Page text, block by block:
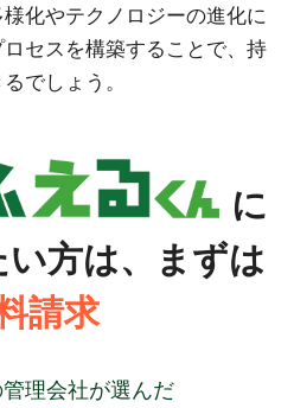
化やテクノロジーの進化に
セスを構築することで、持
でしょう。
に
方は、まずは
請求
理会社が選んだ